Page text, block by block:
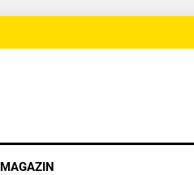
MAGAZIN